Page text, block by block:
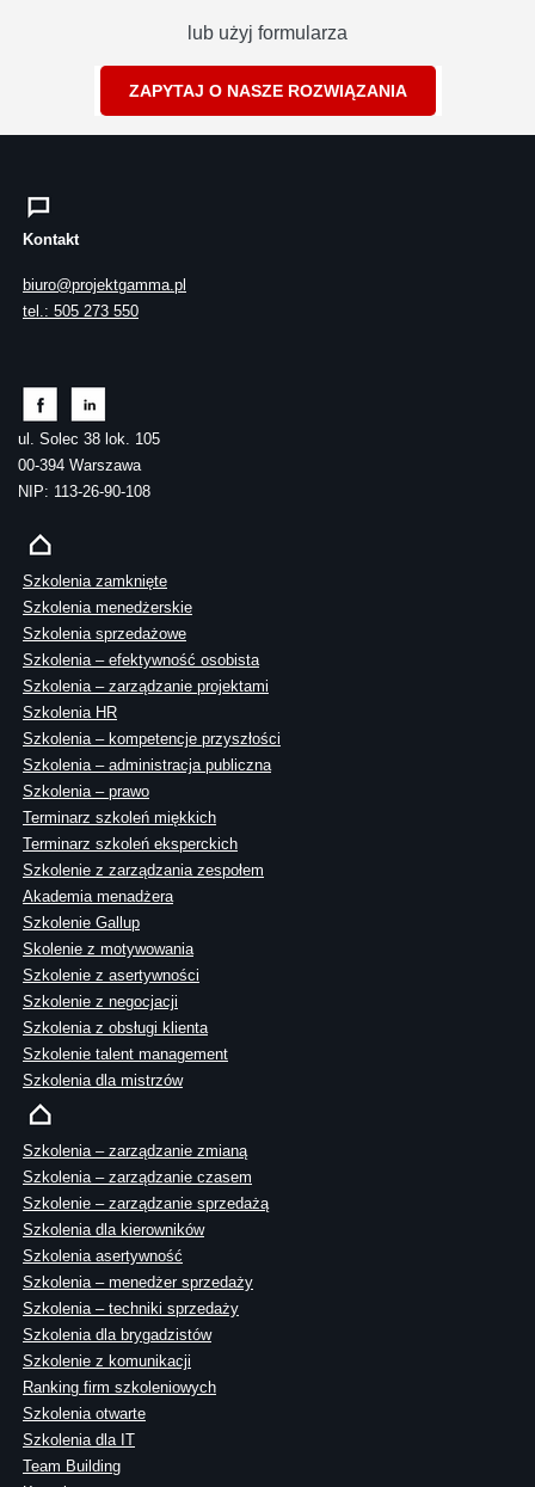
lub użyj formularza
ZAPYTAJ O NASZE ROZWIĄZANIA
Kontakt
biuro@projektgamma.pl
tel.: 505 273 550
ul. Solec 38 lok. 105
00-394 Warszawa
NIP: 113-26-90-108
Szkolenia zamknięte
Szkolenia menedżerskie
Szkolenia sprzedażowe
Szkolenia – efektywność osobista
Szkolenia – zarządzanie projektami
Szkolenia HR
Szkolenia – kompetencje przyszłości
Szkolenia – administracja publiczna
Szkolenia – prawo
Terminarz szkoleń miękkich
Terminarz szkoleń eksperckich
Szkolenie z zarządzania zespołem
Akademia menadżera
Szkolenie Gallup
Skolenie z motywowania
Szkolenie z asertywności
Szkolenie z negocjacji
Szkolenia z obsługi klienta
Szkolenie talent management
Szkolenia dla mistrzów
Szkolenia – zarządzanie zmianą
Szkolenia – zarządzanie czasem
Szkolenie – zarządzanie sprzedażą
Szkolenia dla kierowników
Szkolenia asertywność
Szkolenia – menedżer sprzedaży
Szkolenia – techniki sprzedaży
Szkolenia dla brygadzistów
Szkolenie z komunikacji
Ranking firm szkoleniowych
Szkolenia otwarte
Szkolenia dla IT
Team Building